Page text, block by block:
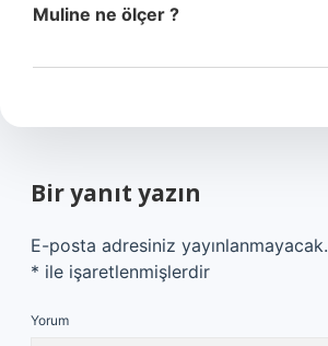
Muline ne ölçer ?
Bir yanıt yazın
E-posta adresiniz yayınlanmayacak.
* ile işaretlenmişlerdir
Yorum